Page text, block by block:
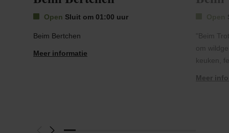
Open Sluit om 01:00 uur
Beim Bertchen
Meer informatie
"Beim
om
keuken,
Meer